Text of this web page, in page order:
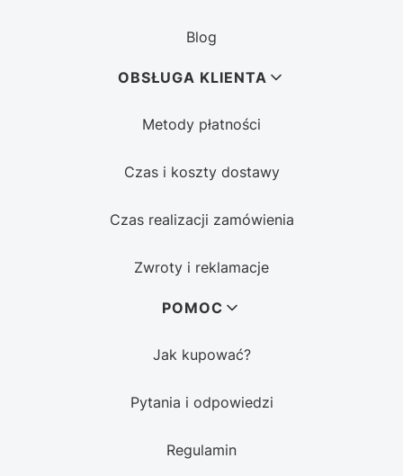
Blog
OBSŁUGA KLIENTA
Metody płatności
Czas i koszty dostawy
Czas realizacji zamówienia
Zwroty i reklamacje
POMOC
Jak kupować?
Pytania i odpowiedzi
Regulamin